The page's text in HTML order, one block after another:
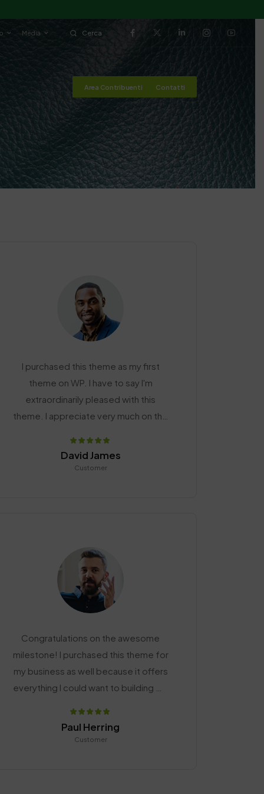
Media Cerca
Area Contribuenti Contatti
I purchased this theme as my first
theme on WP. I have to say I'm
extraordinarily pleased with this
theme. I appreciate very much on this
David James
Customer
Congratulations on the awesome
milestone! I purchased this theme for
my business as well because it offers
everything I could want to building my
Paul Herring
Customer